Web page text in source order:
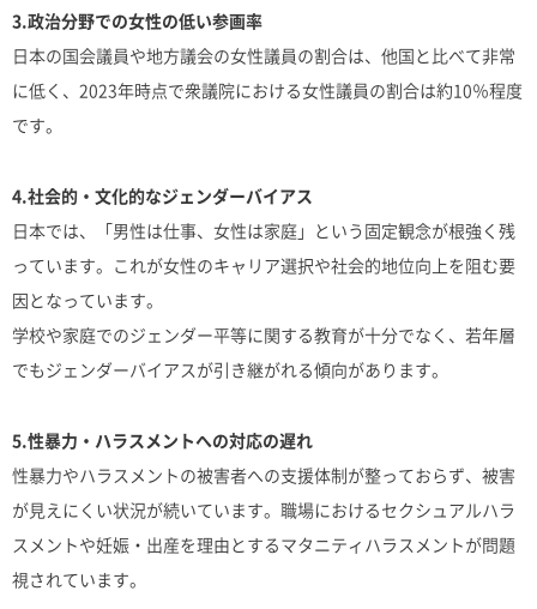
3.政治分野での女性の低い参画率
日本の国会議員や地方議会の女性議員の割合は、他国と比べて非常
に低く、2023年時点で衆議院における女性議員の割合は約10％程度
です。
4.社会的・文化的なジェンダーバイアス
日本では、「男性は仕事、女性は家庭」という固定観念が根強く残
っています。これが女性のキャリア選択や社会的地位向上を阻む要
因となっています。
学校や家庭でのジェンダー平等に関する教育が十分でなく、若年層
でもジェンダーバイアスが引き継がれる傾向があります。
5.性暴力・ハラスメントへの対応の遅れ
性暴力やハラスメントの被害者への支援体制が整っておらず、被害
が見えにくい状況が続いています。職場におけるセクシュアルハラ
スメントや妊娠・出産を理由とするマタニティハラスメントが問題
視されています。